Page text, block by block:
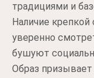
традициями и
Наличие
уверенно
бушуют
Образ